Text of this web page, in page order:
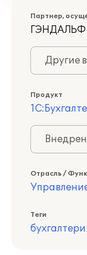
Партнер,
ГЭНДАЛЬФ
Другие
Продукт
Отрасль /
Теги